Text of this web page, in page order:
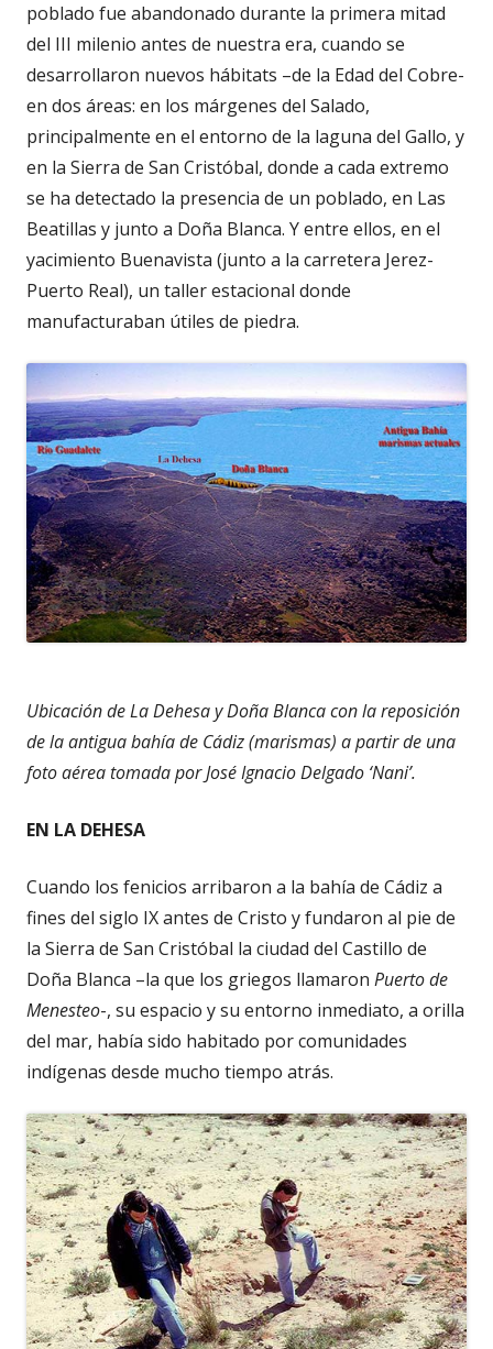
poblado fue abandonado durante la primera mitad
del III milenio antes de nuestra era, cuando se
desarrollaron nuevos hábitats –de la Edad del Cobre-
en dos áreas: en los márgenes del Salado,
principalmente en el entorno de la laguna del Gallo, y
en la Sierra de San Cristóbal, donde a cada extremo
se ha detectado la presencia de un poblado, en Las
Beatillas y junto a Doña Blanca. Y entre ellos, en el
yacimiento Buenavista (junto a la carretera Jerez-
Puerto Real), un taller estacional donde
manufacturaban útiles de piedra.
Ubicación de La Dehesa y Doña Blanca con la reposición
de la antigua bahía de Cádiz (marismas) a partir de una
foto aérea tomada por José Ignacio Delgado ‘Nani’.
EN LA DEHESA
Cuando los fenicios arribaron a la bahía de Cádiz a
fines del siglo IX antes de Cristo y fundaron al pie de
la Sierra de San Cristóbal la ciudad del Castillo de
Doña Blanca –la que los griegos llamaron Puerto de
Menesteo-, su espacio y su entorno inmediato, a orilla
del mar, había sido habitado por comunidades
indígenas desde mucho tiempo atrás.